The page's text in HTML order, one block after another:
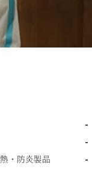
・防炎製品